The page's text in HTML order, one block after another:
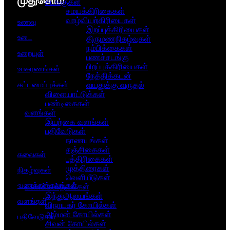
சடங்குகள்
சமயக்கிரிகைகள்
வாழ்வியற்கிரியைகள்
இறப்புக்கிரியைகள்
திருமணநிகழ்வுகள்
நம்பிக்கைகள்
பணச்சடங்கு
பிறப்புக்கிரியைகள்
நேத்திக்கடன்
வயதுக்கு வருதல்
விளையாட்டுக்கள்
பண்டிகைகள்
வளங்கள்
இயற்கை வளங்கள்
பதிவேடுகள்
நாணயங்கள்
சஞ்சிகைகள்
பத்திரிகைகள்
முத்திரைகள்
வெளியீடுகள்
வணக்கஸ்தலங்கள்
இந்துஆலயங்கள்
விநாயகர் கோயில்கள்
அம்மன் கோயில்கள்
சிவன் கோயில்கள்
உணவு
உடை
உறையுள்
உபகரணங்கள்
கட்டமைப்புக்கள்
கலைகள்
நிகழ்வுகள்
வணக்கஸ்தலங்கள்
வளங்கள்
பதிவேடுகள்